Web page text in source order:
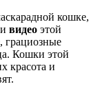
кошке,
и видео этой
грациозные
Кошки этой
красота и